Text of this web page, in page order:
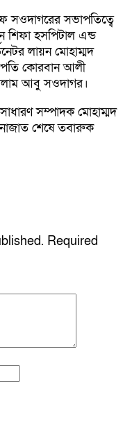
সওদাগরের সভাপতিত্বে
শিফা হসপিটাল এন্ড
লায়ন মোহাম্মদ
কোরবান আলী
আবু সওদাগর।
সম্পাদক মোহাম্মদ
শেষে তবারুক
Required